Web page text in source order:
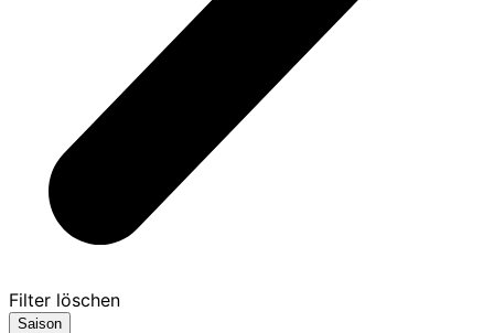
Filter löschen
Saison